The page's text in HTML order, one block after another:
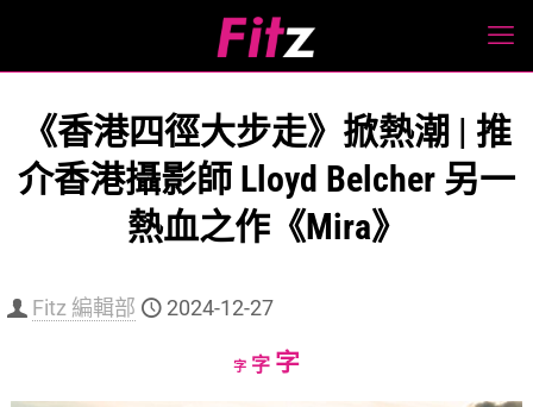
《香港四徑大步走》掀熱潮 | 推
介香港攝影師 Lloyd Belcher 另一
熱血之作《Mira》
Fitz 編輯部 2024-12-27
字Decrease
字Reset
字Increase